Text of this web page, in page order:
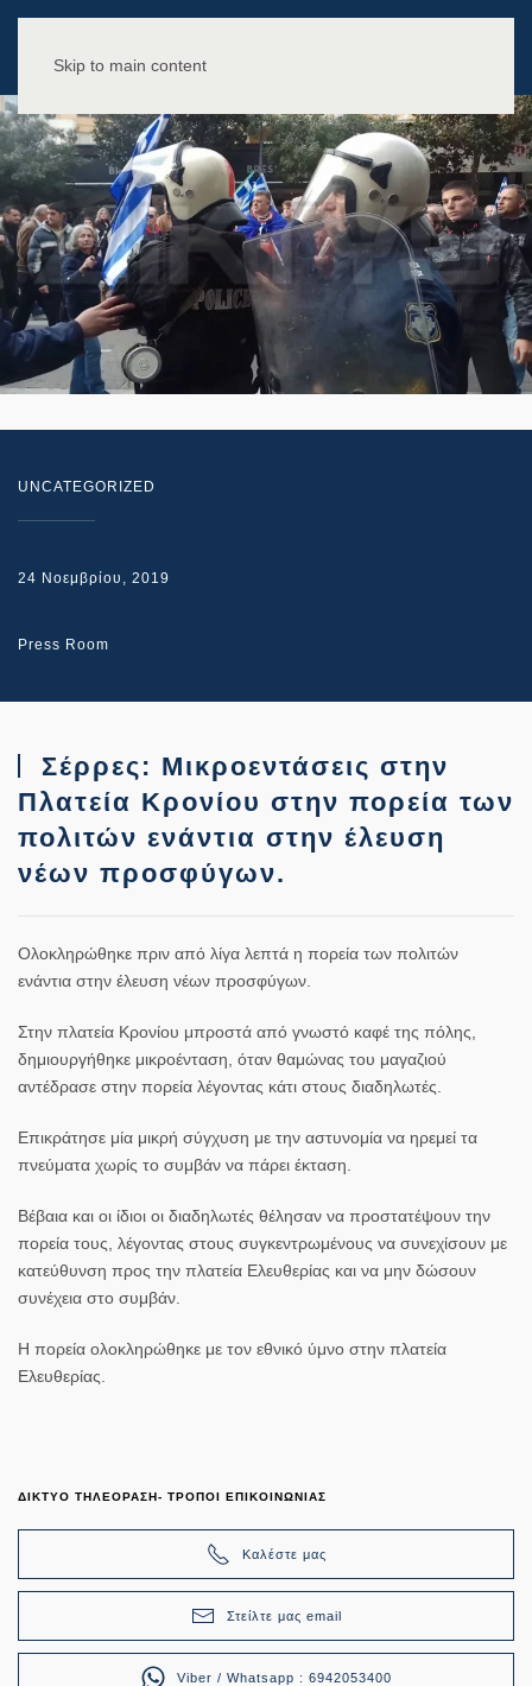
Skip to main content
UNCATEGORIZED
24 Νοεμβρίου, 2019
Press Room
Σέρρες: Μικροεντάσεις στην
Πλατεία Κρονίου στην πορεία των
πολιτών ενάντια στην έλευση
νέων προσφύγων.
Ολοκληρώθηκε πριν από λίγα λεπτά η πορεία των πολιτών
ενάντια στην έλευση νέων προσφύγων.
Στην πλατεία Κρονίου μπροστά από γνωστό καφέ της πόλης,
δημιουργήθηκε μικροένταση, όταν θαμώνας του μαγαζιού
αντέδρασε στην πορεία λέγοντας κάτι στους διαδηλωτές.
Επικράτησε μία μικρή σύγχυση με την αστυνομία να ηρεμεί τα
πνεύματα χωρίς το συμβάν να πάρει έκταση.
Βέβαια και οι ίδιοι οι διαδηλωτές θέλησαν να προστατέψουν την
πορεία τους, λέγοντας στους συγκεντρωμένους να συνεχίσουν με
κατεύθυνση προς την πλατεία Ελευθερίας και να μην δώσουν
συνέχεια στο συμβάν.
Η πορεία ολοκληρώθηκε με τον εθνικό ύμνο στην πλατεία
Ελευθερίας.
ΔΙΚΤΥΟ ΤΗΛΕΟΡΑΣΗ- ΤΡΟΠΟΙ ΕΠΙΚΟΙΝΩΝΙΑΣ
Καλέστε μας
Στείλτε μας email
Viber / Whatsapp : 6942053400